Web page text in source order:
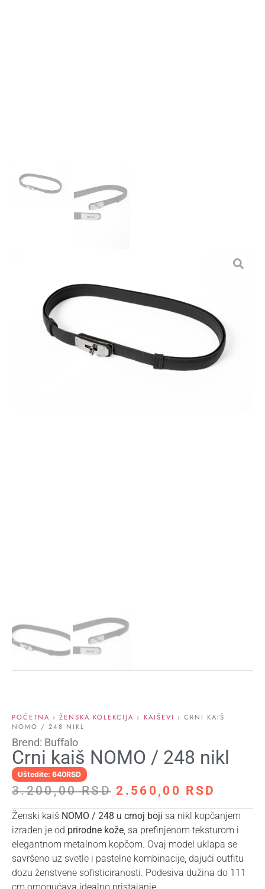
POČETNA ›ŽENSKA KOLEKCIJA › KAIŠEVI › CRNI KAIŠ
NOMO / 248 NIKL
Brend: Buffalo
Crni kaiš NOMO / 248 nikl
Uštedite: 640RSD
3.200,00RSD 2.560,00 RSD
Ženski kaiš NOMO / 248 u crnoj boji sa nikl kopčanjem
izrađen je od prirodne kože, sa prefinjenom teksturom i
elegantnom metalnom kopčom. Ovaj model uklapa se
savršeno uz svetle i pastelne kombinacije, dajući outfitu
dozu ženstvene sofisticiranosti. Podesiva dužina do 111